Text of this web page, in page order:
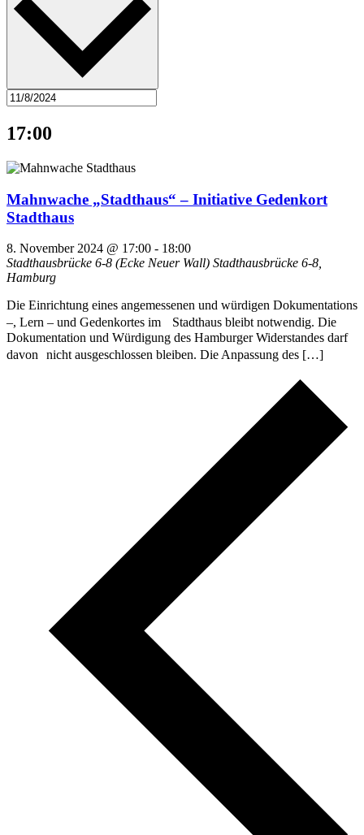
17:00
Mahnwache „Stadthaus“ – Initiative Gedenkort
Stadthaus
8. November 2024 @ 17:00 - 18:00
Stadthausbrücke 6-8 (Ecke Neuer Wall) Stadthausbrücke 6-8,
Hamburg
Die Einrichtung eines angemessenen und würdigen Dokumentations
–, Lern – und Gedenkortes im Stadthaus bleibt notwendig. Die
Dokumentation und Würdigung des Hamburger Widerstandes darf
davon nicht ausgeschlossen bleiben. Die Anpassung des […]